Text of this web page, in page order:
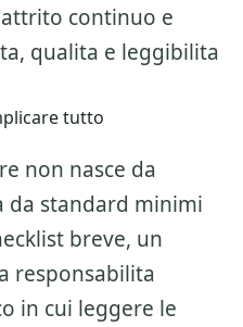
continuo e
qualita e leggibilita
tutto
non nasce da
da standard minimi
breve, un
responsabilita
in cui leggere le